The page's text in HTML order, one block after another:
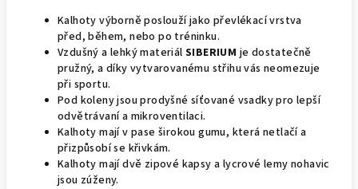
Kalhoty výborně poslouží jako převlékací vrstva
před, během, nebo po tréninku.
Vzdušný a lehký materiál SIBERIUM je dostatečně
pružný, a díky vytvarovanému střihu vás neomezuje
při sportu.
Pod koleny jsou prodyšné síťované vsadky pro lepší
odvětrávaní a mikroventilaci.
Kalhoty mají v pase širokou gumu, která netlačí a
přizpůsobí se křivkám.
Kalhoty mají dvě zipové kapsy a lycrové lemy nohavic
jsou zúženy.